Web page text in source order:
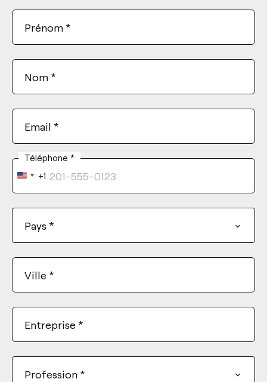
Prénom *
Nom *
Email *
Téléphone *
United
States
+1
Pays *
Ville *
Entreprise *
Profession *